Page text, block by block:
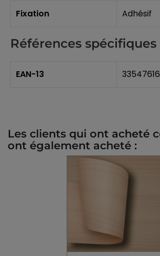
Fixation Adhésif
Références spécifiques
EAN-13
Les clients qui ont acheté
ont également acheté :